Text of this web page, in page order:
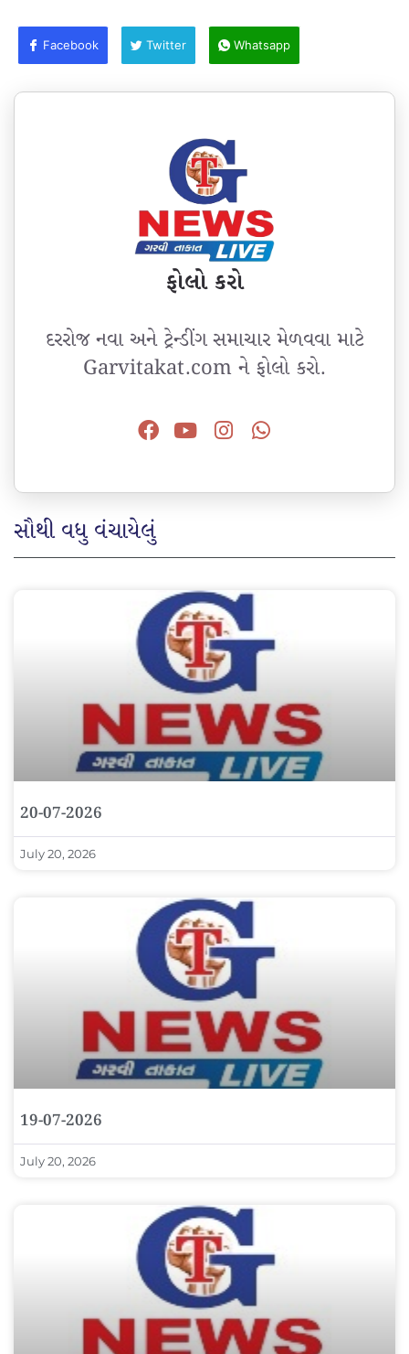
Facebook Twitter Whatsapp
ફોલો કરો
દરરોજ નવા અને ટ્રેન્ડીંગ સમાચાર મેળવવા માટે
Garvitakat.com ને ફોલો કરો.
સૌથી વધુ વંચાયેલું
20-07-2026
July 20, 2026
19-07-2026
July 20, 2026